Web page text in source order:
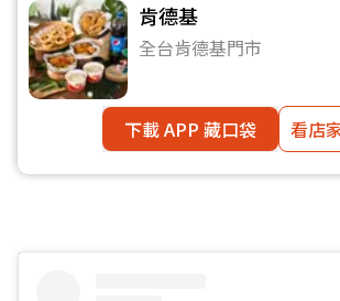
肯德基
全台肯德基門市
下載 APP 藏口袋 看店